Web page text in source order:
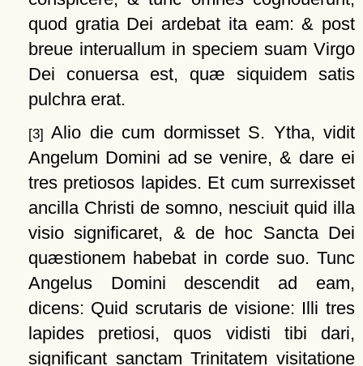
quod gratia Dei ardebat ita eam: & post
breue interuallum in speciem suam Virgo
Dei conuersa est, quæ siquidem satis
pulchra erat.
[3] Alio die cum dormisset S. Ytha, vidit
Angelum Domini ad se venire, & dare ei
tres pretiosos lapides. Et cum surrexisset
ancilla Christi de somno, nesciuit quid illa
visio significaret, & de hoc Sancta Dei
quæstionem habebat in corde suo. Tunc
Angelus Domini descendit ad eam,
dicens: Quid scrutaris de visione: Illi tres
lapides pretiosi, quos vidisti tibi dari,
significant sanctam Trinitatem visitatione